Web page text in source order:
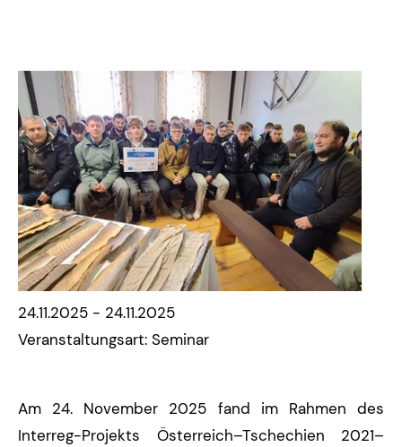
24.11.2025 - 24.11.2025
Veranstaltungsart: Seminar
Am 24. November 2025 fand im Rahmen des
Interreg-Projekts Österreich–Tschechien 2021–